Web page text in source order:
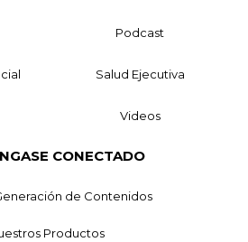
Podcast
Salud Ejecutiva
Videos
CONECTADO
de Contenidos
Productos